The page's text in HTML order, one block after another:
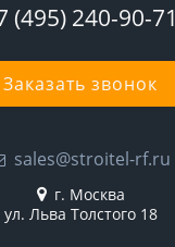
(495) 240-90-71
Заказать звонок
sales@stroitel-rf.ru
г. Москва
ул. Льва Толстого 18